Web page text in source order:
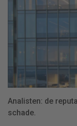
Analisten: de
schade.